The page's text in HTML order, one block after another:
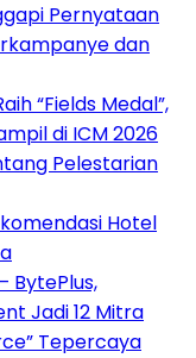
Pernyataan
dan
“Fields Medal”,
di ICM 2026
Pelestarian
Hotel
BytePlus,
Jadi 12 Mitra
Tepercaya